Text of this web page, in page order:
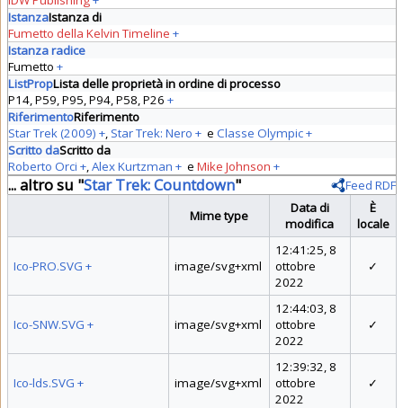
IstanzaIstanza di
Fumetto della Kelvin Timeline +
Istanza radice
Fumetto +
ListPropLista delle proprietà in ordine di processo
P14, P59, P95, P94, P58, P26 +
RiferimentoRiferimento
Star Trek (2009) +, Star Trek: Nero +e Classe Olympic+
Scritto daScritto da
Roberto Orci +,Alex Kurtzman +e Mike Johnson +
... altro su "Star Trek: Countdown"
Feed RDF
Mime type
Data di
modifica
È
locale
Ico-PRO.SVG + image/svg+xml
12:41:25, 8
ottobre
2022
✓
Ico-SNW.SVG + image/svg+xml
12:44:03, 8
ottobre
2022
✓
Ico-lds.SVG + image/svg+xml
12:39:32, 8
ottobre
2022
✓